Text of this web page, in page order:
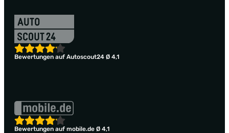
Bewertungen auf Autoscout24 Ø 4,1
Bewertungen auf mobile.de Ø 4,1